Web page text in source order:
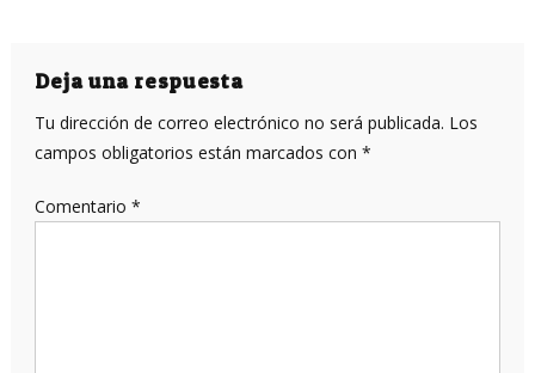
Deja una respuesta
Tu dirección de correo electrónico no será publicada. Los
campos obligatorios están marcados con *
Comentario *